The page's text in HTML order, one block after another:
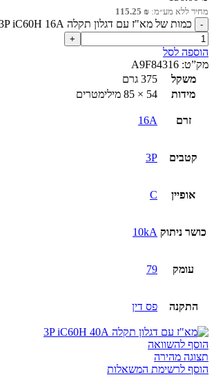
מחיר ללא מע״מ: 115.25 ₪
כמות של מא"ז עם דגלון תקלה 3P iC60H 16A
הוספה לסל
מק”ט: A9F84316
משקל
375 גרם
מידות
54 × 85 מילימטרים
זרם 16A
קטבים 3P
אופיין C
כושר ניתוק 10kA
עומק 79
התקנה פס דין
הוסף להשוואה
תצוגה מהירה
הוסף לרשימת המשאלות